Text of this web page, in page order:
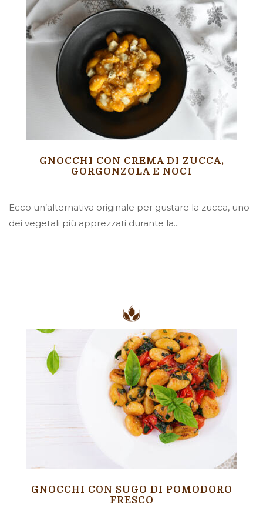
GNOCCHI CON CREMA DI ZUCCA,
GORGONZOLA E NOCI
Ecco un’alternativa originale per gustare la zucca, uno
dei vegetali più apprezzati durante la...
GNOCCHI CON SUGO DI POMODORO
FRESCO